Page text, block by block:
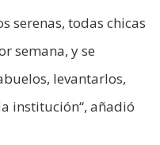
serenas, todas chicas
semana, y se
levantarlos,
institución“, añadió